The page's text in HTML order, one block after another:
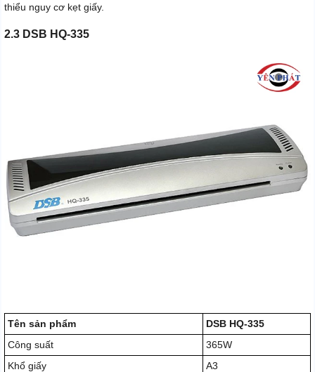
thiểu nguy cơ kẹt giấy.
2.3 DSB HQ-335
Tên sản phẩm
DSB HQ-335
Công suất
365W
Khổ giấy
A3